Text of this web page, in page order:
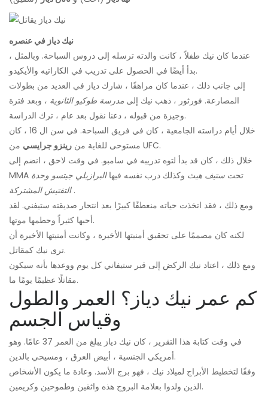
نيك دياز في عنصره
عندما كان نيك طفلاً ، كانت والدته ترسله إلى دروس السباحة. وبالمثل ،
بدأ أيضًا في الحصول على تدريب في الكاراتيه والأيكيدو.
إلى جانب ذلك ، عندما كان مراهقًا ، شارك دياز في العديد من بطولات
المصارعة. فورثور ، ذهب نيك إلى مدرسة طوكيو الثانوية ، وبعد فترة
وجيزة من قبوله ، دعنا نقول بعد عام ، ترك الدراسة.
خلال أيام دراسته الجامعية ، كان في فريق السباحة. في سن ال 16 ، كان
مستوحى للغاية من رينزو جرايسي
من UFC.
خلال ذلك ، كان قد بدأ لتوه تدريبه في سامبو. في وقت لاحق ، انضم إلى
MMA تحت ستيف هيث وكذلك درب نفسه فيهاالبرازيلي جيتسو وحدة
التفتيش المشتركة.
ومع ذلك ، فقد اتخذت حياته منعطفًا كبيرًا بعد انتحار صديقته ستيفني. لقد
أحبها كثيراً وحطمها موتها.
لكنه كان مصممًا على تحقيق أمنيتها الأخيرة ، وكانت أمنيتها الأخيرة أن
ترى نيك كمقاتل.
ومع ذلك ، اعتاد نيك الركض إلى قبر ستيفاني كل يوم ووعدها بأنه سيكون
مقاتلًا عظيمًا يومًا ما.
كم عمر نيك دياز؟ العمر والطول
وقياس الجسم
في وقت كتابة هذا التقرير ، كان نيك دياز يبلغ من العمر 37 عامًا. وهو
أمريكي الجنسية ، أبيض العرق ، ومسيحي بالدين.
وفقًا لتخطيط الأبراج لميلاد نيك ، فهو برج الأسد. وعادة ما يكون الأشخاص
الذين ولدوا بعلامة البروج هذه واثقين وطموحين وكريمين.